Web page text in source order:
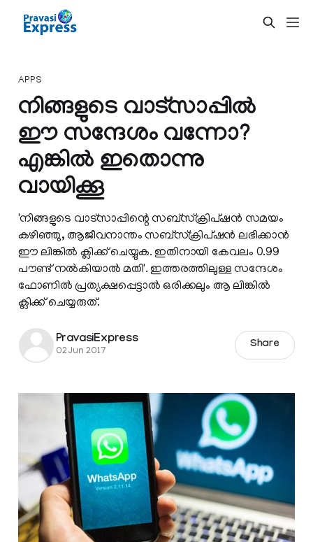
APPS
നിങ്ങളുടെ വാട്‌സാപ്പില്‍
ഈ സന്ദേശം വന്നോ?
എങ്കില്‍ ഇതൊന്നു
വായിക്കൂ
'നിങ്ങളുടെ വാട്‌സാപ്പിന്റെ സബ്‌സ്‌ക്രിപ്ഷന്‍ സമയം
കഴിഞ്ഞു, ആജീവനാന്തം സബ്‌സ്‌ക്രിപ്ഷന്‍ ലഭിക്കാന്‍
ഈ ലിങ്കില്‍ ക്ലിക്ക് ചെയ്യുക. ഇതിനായി കേവലം 0.99
പൗണ്ട് നല്‍കിയാല്‍ മതി'. ഇത്തരത്തിലുള്ള സന്ദേശം
ഫോണിൽ പ്രത്യക്ഷപ്പെട്ടാൽ ഒരിക്കലും ആ ലിങ്കിൽ
ക്ലിക്ക് ചെയ്യരുത്.
PravasiExpress
02 Jun 2017
Share